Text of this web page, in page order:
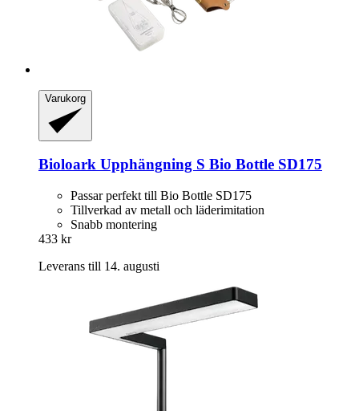
Varukorg
Bioloark Upphängning S Bio Bottle SD175
Passar perfekt till Bio Bottle SD175
Tillverkad av metall och läderimitation
Snabb montering
433 kr
Leverans till 14. augusti